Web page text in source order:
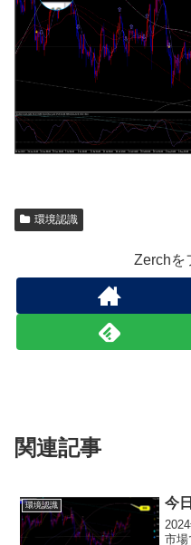
環境認識
Zerchを
関連記事
環境認識 今
市場